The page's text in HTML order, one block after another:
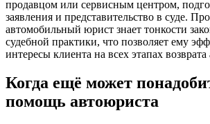
продавцом или сервисным центром,
заявления и представительство в суде.
автомобильный юрист знает тонкости
судебной практики, что позволяет ему
интересы клиента на всех этапах
Когда ещё может
помощь автоюриста